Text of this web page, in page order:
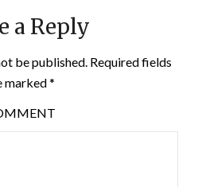
a Reply
be published. Required fields
marked*